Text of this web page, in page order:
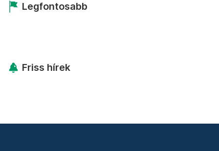
Legfontosabb
Friss hírek